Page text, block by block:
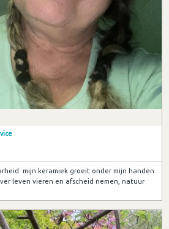
mijn keramiek groeit onder mijn handen.
leven vieren en afscheid nemen, natuur